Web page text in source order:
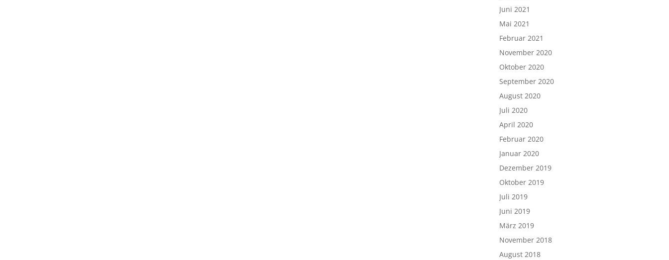
Juni 2021
Mai 2021
Februar 2021
November 2020
Oktober 2020
September 2020
August 2020
Juli 2020
April 2020
Februar 2020
Januar 2020
Dezember 2019
Oktober 2019
Juli 2019
Juni 2019
März 2019
November 2018
August 2018